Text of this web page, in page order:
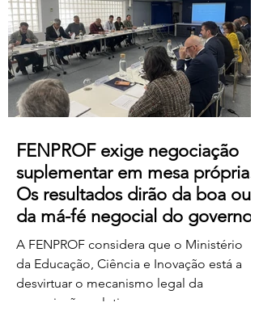
basta clicar no link a partir das 17 horas de
sexta-feira, dia 7 de agosto:
https://us06web.zoom.us/j/85736793433
FENPROF exige negociação
suplementar em mesa própria.
Os resultados dirão da boa ou
da má-fé negocial do governo
A FENPROF considera que o Ministério
da Educação, Ciência e Inovação está a
desvirtuar o mecanismo legal da
negociação coletiva ao convocar uma